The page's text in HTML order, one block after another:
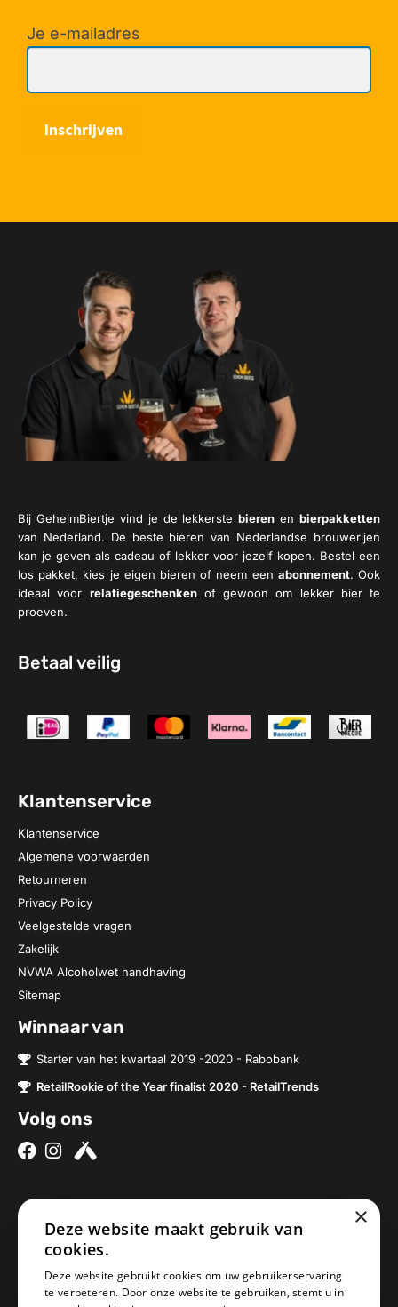
Je e-mailadres
Bij GeheimBiertje vind je de lekkerstebieren en bierpakketten
van Nederland. De beste bieren van Nederlandse brouwerijen
kan je geven als cadeau of lekker voor jezelf kopen. Bestel een
los pakket, kies je eigen bieren of neem een abonnement. Ook
ideaal voor relatiegeschenkenof gewoon om lekker bier te
proeven.
Betaal veilig
Klantenservice
Klantenservice
Algemene voorwaarden
Retourneren
Privacy Policy
Veelgestelde vragen
Zakelijk
NVWA Alcoholwet handhaving
Sitemap
Winnaar van
Starter van het kwartaal 2019 -2020 - Rabobank
RetailRookie of the Year finalist 2020 - RetailTrends
Volg ons
Over ons
Brouwerijen
Onze bieren
Onze bierpakketten
5076SV Haaren
Nederland
×
Deze website maakt gebruik van
cookies.
Deze website gebruikt cookies om uw gebruikerservaring
te verbeteren. Door onze website te gebruiken, stemt u in